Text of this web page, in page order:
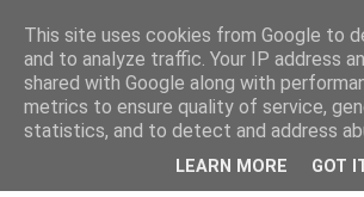
This site uses cookies from Google to
and to analyze traffic. Your IP address
shared with Google along with
metrics to ensure quality of service,
statistics, and to detect and address
LEARN MORE GOT